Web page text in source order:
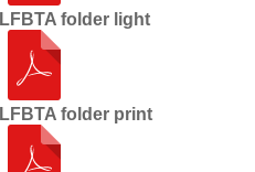
LFBTA folder light
LFBTA folder print